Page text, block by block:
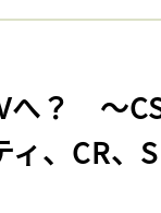
へ？ 〜
ィ、CR、